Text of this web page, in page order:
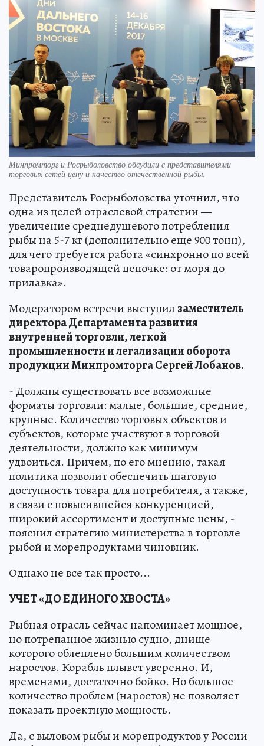
Минпромторг и Росрыболовство обсудили с представителями
торговых сетей цену и качество отечественной рыбы.
Представитель Росрыболовства уточнил, что
одна из целей отраслевой стратегии —
увеличение среднедушевого потребления
рыбы на 5-7 кг (дополнительно еще 900 тонн),
для чего требуется работа «синхронно по всей
товаропроизводящей цепочке: от моря до
прилавка».
Модератором встречи выступил заместитель
директора Департамента развития
внутренней торговли, легкой
промышленности и легализации оборота
продукции Минпромторга Сергей Лобанов.
- Должны существовать все возможные
форматы торговли: малые, большие, средние,
крупные. Количество торговых объектов и
субъектов, которые участвуют в торговой
деятельности, должно как минимум
удвоиться. Причем, по его мнению, такая
политика позволит обеспечить шаговую
доступность товара для потребителя, а также,
в связи с повысившейся конкуренцией,
широкий ассортимент и доступные цены, -
пояснил стратегию министерства в торговле
рыбой и морепродуктами чиновник.
Однако не все так просто...
УЧЕТ «ДО ЕДИНОГО ХВОСТА»
Рыбная отрасль сейчас напоминает мощное,
но потрепанное жизнью судно, днище
которого облеплено большим количеством
наростов. Корабль плывет уверенно. И,
временами, достаточно бойко. Но большое
количество проблем (наростов) не позволяет
показать проектную мощность.
Да, с выловом рыбы и морепродуктов у России